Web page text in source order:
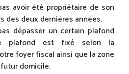
avoir été propriétaire de son
des deux dernières années.
dépasser un certain plafond
plafond est fixé selon la
foyer fiscal ainsi que la zone
domicile.